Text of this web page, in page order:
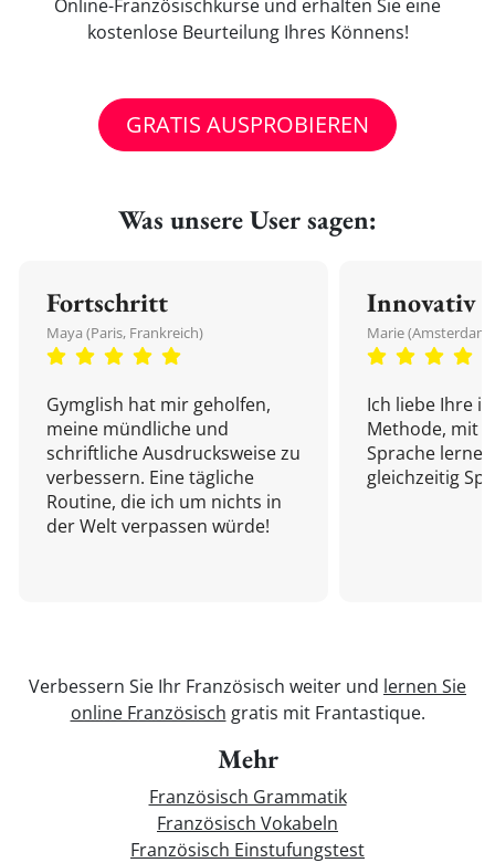
Online-Französischkurse und erhalten Sie eine
kostenlose Beurteilung Ihres Könnens!
GRATIS AUSPROBIEREN
Was unsere User sagen:
Fortschritt
Maya (Paris, Frankreich)
Gymglish hat mir geholfen,
meine mündliche und
schriftliche Ausdrucksweise zu
verbessern. Eine tägliche
Routine, die ich um nichts in
der Welt verpassen würde!
Innovativ
Marie
Ich liebe Ihre
Methode, mit
Sprache
gleichzeitig
Verbessern Sie Ihr Französisch weiter und lernen Sie
online Französisch gratis mit Frantastique.
Mehr
Französisch Grammatik
Französisch Vokabeln
Französisch Einstufungstest